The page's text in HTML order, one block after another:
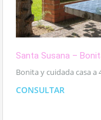
Santa Susana –
Bonita y cuidada casa
CONSULTAR